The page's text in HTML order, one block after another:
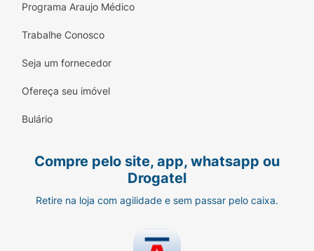
Programa Araujo Médico
Trabalhe Conosco
Seja um fornecedor
Ofereça seu imóvel
Bulário
Compre pelo site, app, whatsapp ou
Drogatel
Retire na loja com agilidade e sem passar pelo caixa.